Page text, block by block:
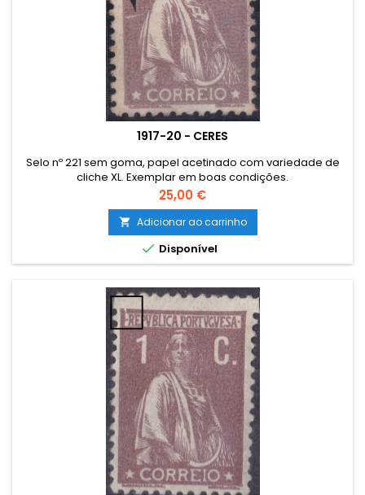
1917-20 - CERES
Selo nº 221 sem goma, papel acetinado com variedade de
cliche XL. Exemplar em boas condições.
Preço
25,00 €
 Adicionar ao carrinho
 Disponível